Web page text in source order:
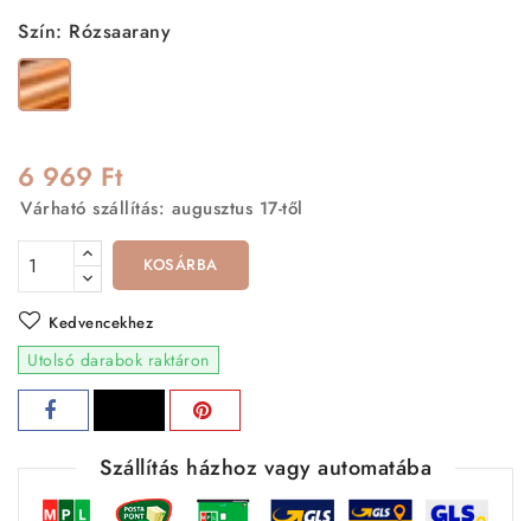
Szín: Rózsaarany
Rózsaarany
6 969 Ft
Várható szállítás: augusztus 17-től
KOSÁRBA
Kedvencekhez
Utolsó darabok raktáron
Szállítás házhoz vagy automatába